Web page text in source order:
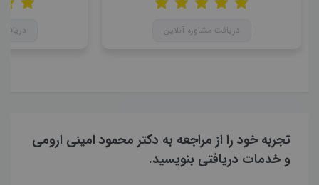
دریافت مشاوره آنلاین
تجربه خود را از مراجعه به دکتر محمود امینی ارومی
و خدمات دریافتی بنویسید.